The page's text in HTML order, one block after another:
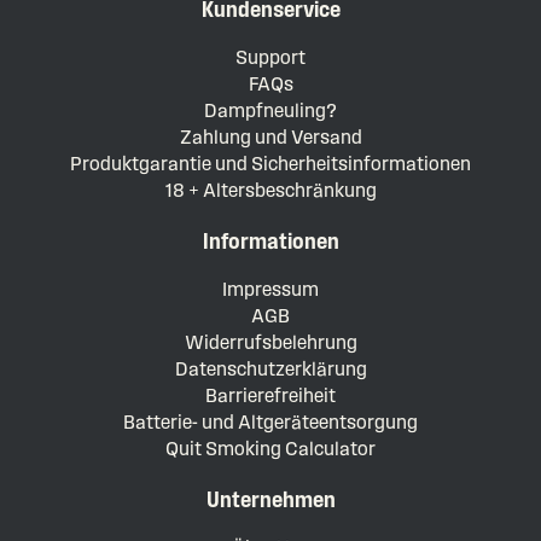
Kundenservice
Support
FAQs
Dampfneuling?
Zahlung und Versand
Produktgarantie und Sicherheitsinformationen
18 + Altersbeschränkung
Informationen
Impressum
AGB
Widerrufsbelehrung
Datenschutzerklärung
Barrierefreiheit
Batterie- und Altgeräteentsorgung
Quit Smoking Calculator
Unternehmen